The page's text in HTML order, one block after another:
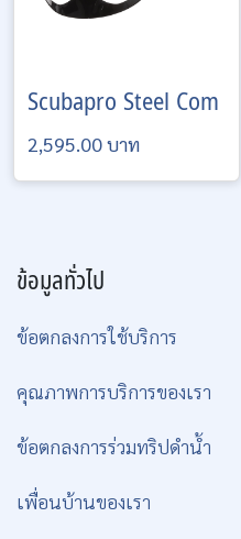
Scubapro Steel Com
2,595.00 บาท
ข้อมูลทั่วไป
ข้อตกลงการใช้บริการ
คุณภาพการบริการของเรา
ข้อตกลงการร่วมทริปดำน้ำ
เพื่อนบ้านของเรา